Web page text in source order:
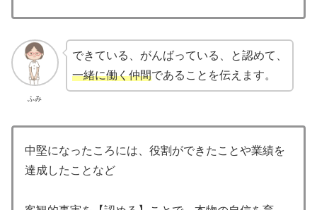
ふみ
できている、がんばっている、と認めて、
一緒に働く仲間であることを伝えます。
中堅になったころには、役割ができたことや業績を
達成したことなど